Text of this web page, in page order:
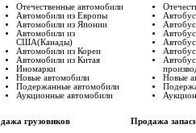
Отечественные автомобили
Автомобили из Европы
Автомобили из Японии
Автомобили из
США(Канады)
Автомобили из Кореи
Автомобили из Китая
Иномарки
Новые автомобили
Подержанные автомобили
Аукционные автомобили
грузовиков
Новые
Продажа